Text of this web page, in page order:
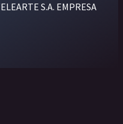
S.A. EMPRESA